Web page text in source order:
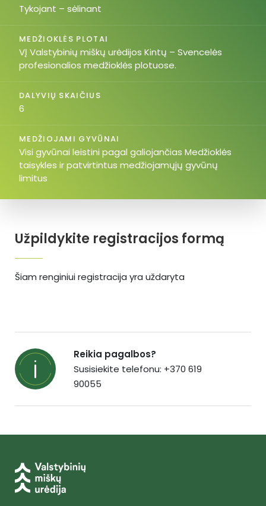
Užpildykite registracijos formą
Šiam renginiui registracija yra uždaryta
Tykojant – sėlinant
MEDŽIOKLĖS PLOTAI
VĮ Valstybinių miškų urėdijos Kintų – Svencelės
profesionalios medžioklės plotuose.
DALYVIŲ SKAIČIUS
6
MEDŽIOJAMI GYVŪNAI
Visi gyvūnai leistini pagal galiojančias Medžioklės
taisykles ir patvirtintus medžiojamųjų gyvūnų
limitus
Reikia pagalbos?
Susisiekite telefonu: +370 619
90055